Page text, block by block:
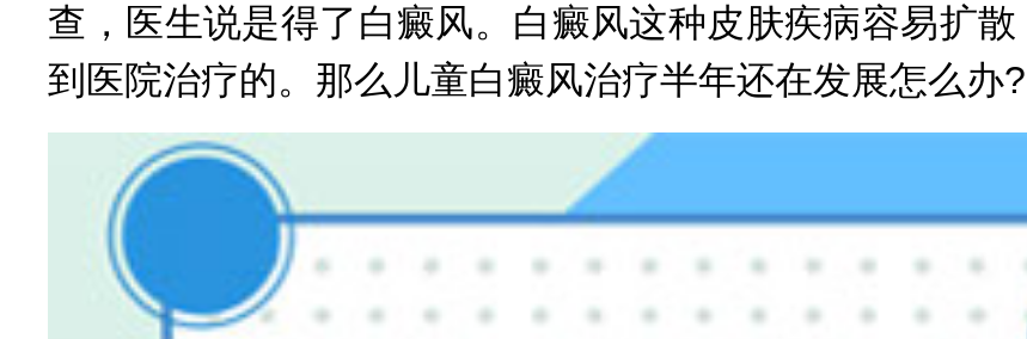
查，医生说是得了白癜风。白癜风这种皮肤疾病容易扩
到医院治疗的。那么儿童白癜风治疗半年还在发展怎么办?